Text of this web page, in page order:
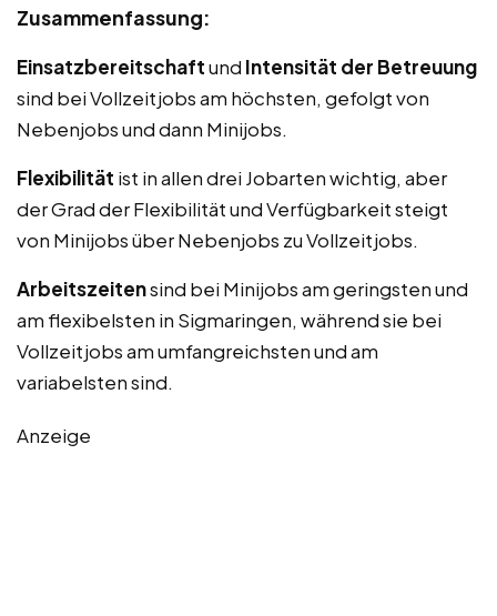
Zusammenfassung:
Einsatzbereitschaftund Intensität der Betreuung
sind bei Vollzeitjobs am höchsten, gefolgt von
Nebenjobs und dann Minijobs.
Flexibilität ist in allen drei Jobarten wichtig, aber
der Grad der Flexibilität und Verfügbarkeit steigt
von Minijobs über Nebenjobs zu Vollzeitjobs.
Arbeitszeitensind bei Minijobs am geringsten und
am flexibelsten in Sigmaringen, während sie bei
Vollzeitjobs am umfangreichsten und am
variabelsten sind.
Anzeige